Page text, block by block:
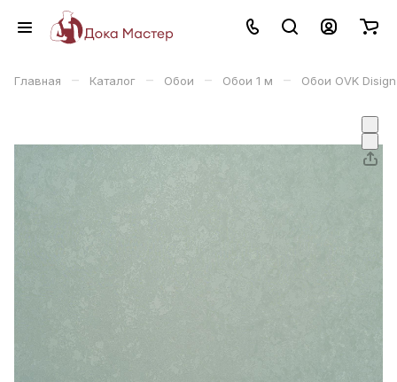
Главная – Каталог – Обои – Обои 1 м – Обои OVK